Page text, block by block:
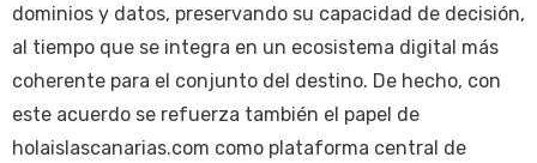
dominios y datos, preservando su capacidad de decisión,
al tiempo que se integra en un ecosistema digital más
coherente para el conjunto del destino. De hecho, con
este acuerdo se refuerza también el papel de
holaislascanarias.com como plataforma central de